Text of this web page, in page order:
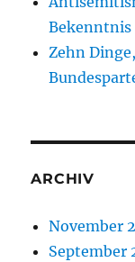
Bekenntnis
Zehn
ARCHIV
November
September